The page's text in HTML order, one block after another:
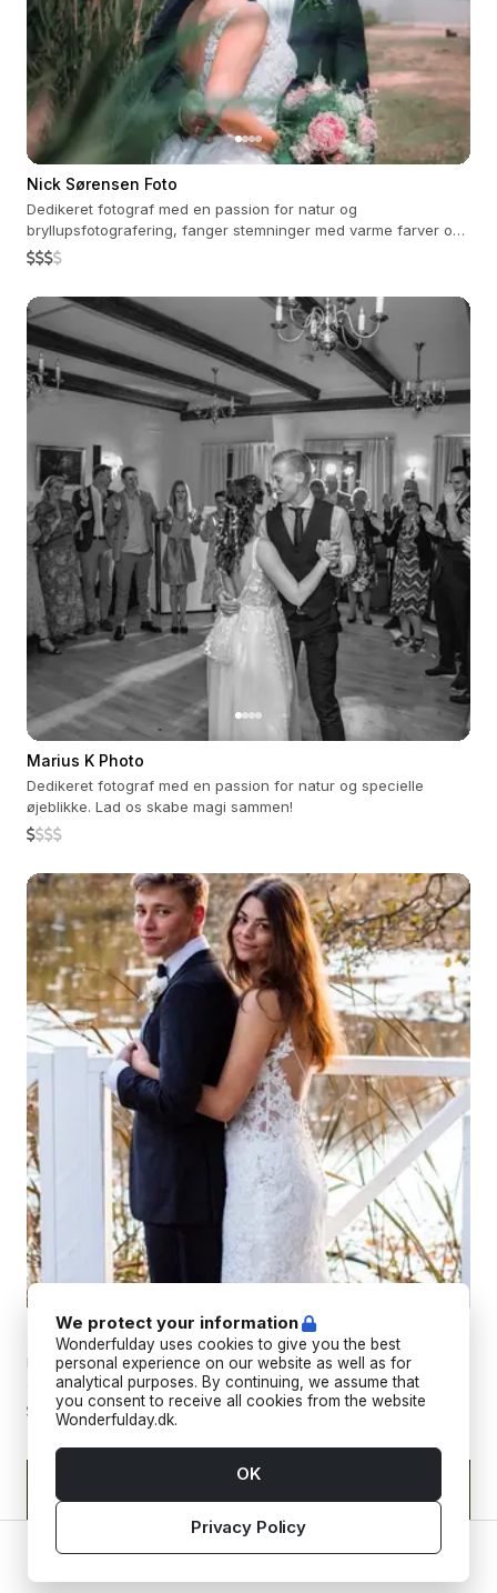
Nick Sørensen Foto
Dedikeret fotograf med en passion for natur og
bryllupsfotografering, fanger stemninger med varme farver og
ægte følelser.
Marius K Photo
Dedikeret fotograf med en passion for natur og specielle
øjeblikke. Lad os skabe magi sammen!
Bryllupsfilm
Professionelle bryllupsfotografer, der fanger jeres minder fra
alle vinkler med både billeder og videoer.
We protect your information
Wonderfulday uses cookies to give you the best
personal experience on our website as well as for
analytical purposes. By continuing, we assume that
you consent to receive all cookies from the website
Wonderfulday.dk.
Privacy Policy
OK